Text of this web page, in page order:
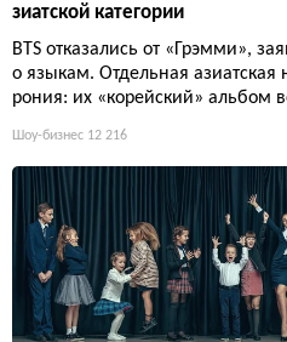
зиатской категории
BTS отказались от «Грэмми»,
о языкам. Отдельная
рония: их «корейский» альбом
Шоу-бизнес 12 216